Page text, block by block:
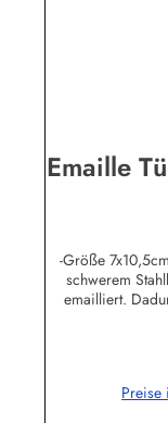
Emaille
-Größe
schwerem
emailliert.
enthalten sind,
die Lackierung
auch nachPreise